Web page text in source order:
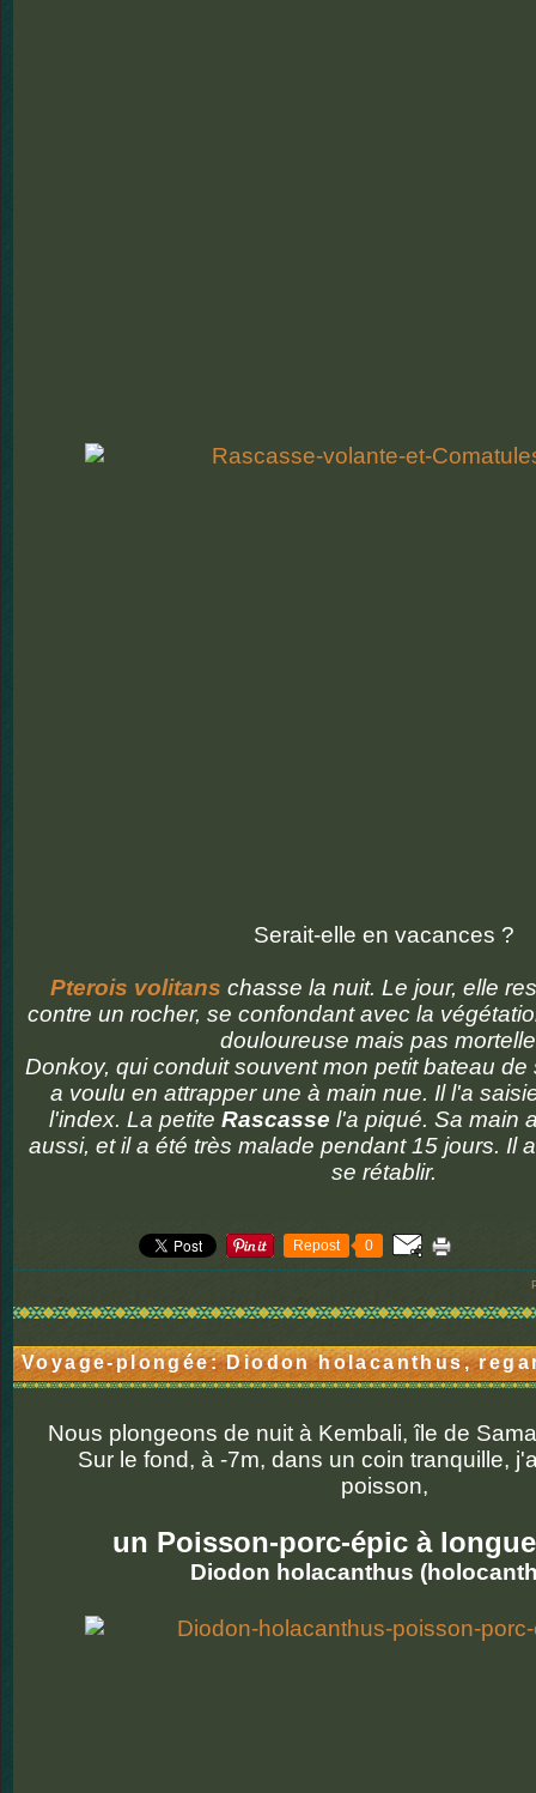
Serait-elle en vacances ?
Pterois volitans chasse la nuit. Le jour, elle
contre un rocher, se confondant avec la
douloureuse mais pas
Donkoy, qui conduit souvent mon petit bateau
a voulu en attrapper une à main nue. Il l'a
l'index. La petite Rascasse l'a piqué. Sa main
aussi, et il a été très malade pendant 15 jours. Il
se rétablir.
Repost 0
Voyage-plongée: Diodon holacanthus,
Nous plongeons de nuit à Kembali, île de
Sur le fond, à -7m, dans un coin tranquille,
poisson,
un Poisson-porc-épic à
Diodon holacanthus